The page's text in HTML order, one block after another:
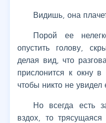
Видишь, она
Порой ее
опустить голову,
делая вид, что
прислонится к окну в
чтобы никто не увидел
Но всегда есть
вздох, то